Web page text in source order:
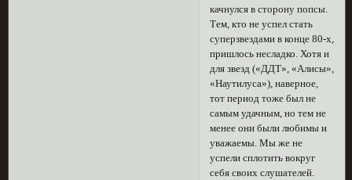
качнулся в сторону попсы.
Тем, кто не успел стать
суперзвездами в конце 80-х,
пришлось несладко. Хотя и
для звезд («ДДТ», «Алисы»,
«Наутилуса»), наверное,
тот период тоже был не
самым удачным, но тем не
менее они были любимы и
уважаемы. Мы же не
успели сплотить вокруг
себя своих слушателей.